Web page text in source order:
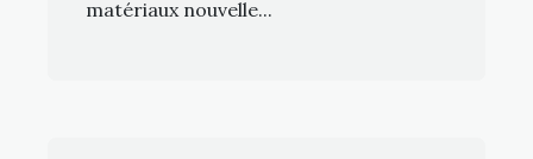
matériaux nouvelle...